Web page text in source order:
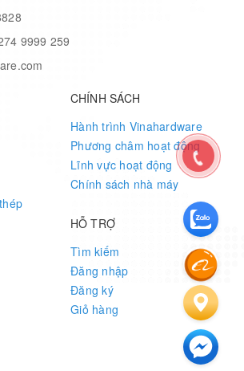
9999 259
CHÍNH SÁCH
Hành trình Vinahardware
Phương châm hoạt động
Lĩnh vực hoạt động
Chính sách nhà máy
HỖ TRỢ
Tìm kiếm
Đăng nhập
Đăng ký
Giỏ hàng